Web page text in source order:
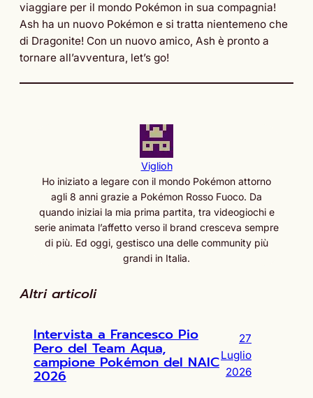
viaggiare per il mondo Pokémon in sua compagnia!
Ash ha un nuovo Pokémon e si tratta nientemeno che
di Dragonite! Con un nuovo amico, Ash è pronto a
tornare all’avventura, let’s go!
Viglioh
Ho iniziato a legare con il mondo Pokémon attorno
agli 8 anni grazie a Pokémon Rosso Fuoco. Da
quando iniziai la mia prima partita, tra videogiochi e
serie animata l’affetto verso il brand cresceva sempre
di più. Ed oggi, gestisco una delle community più
grandi in Italia.
Altri articoli
Intervista a Francesco Pio
Pero del Team Aqua,
campione Pokémon del NAIC
2026
27
Luglio
2026